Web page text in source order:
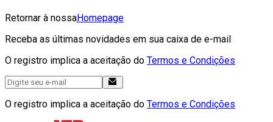
Retornar à nossaHomepage
Receba as últimas novidades em sua caixa de e-mail
O registro implica a aceitação do Termos e Condições
O registro implica a aceitação do Termos e Condições